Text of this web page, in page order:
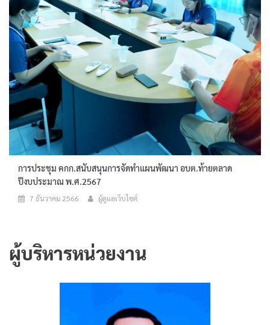
การประชุม คกก.สนับสนุนการจัดทำแผนพัฒนา อบต.ท้ายตลาด
ปีงบประมาณ พ.ศ.2567
7 ธันวาคม 2566 ผู้ดูแลเว็บไซต์
ผู้บริหารหน่วยงาน